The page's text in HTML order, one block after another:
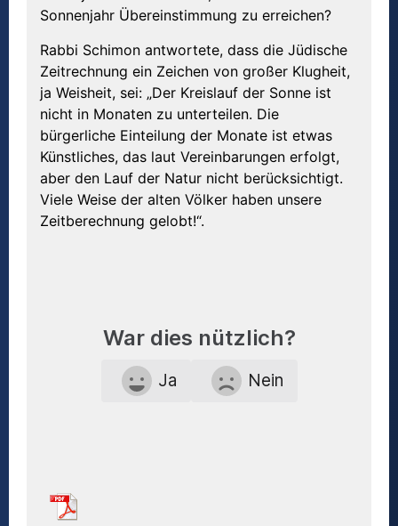
Sonnenjahr Übereinstimmung zu erreichen?
Rabbi Schimon antwortete, dass die Jüdische
Zeitrechnung ein Zeichen von großer Klugheit,
ja Weisheit, sei: „Der Kreislauf der Sonne ist
nicht in Monaten zu unterteilen. Die
bürgerliche Einteilung der Monate ist etwas
Künstliches, das laut Vereinbarungen erfolgt,
aber den Lauf der Natur nicht berücksichtigt.
Viele Weise der alten Völker haben unsere
Zeitberechnung gelobt!“.
War dies nützlich?
Ja Nein